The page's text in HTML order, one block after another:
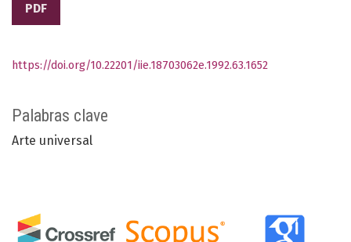
PDF
Palabras clave
Arte universal
https://doi.org/10.22201/iie.18703062e.1992.63.1652